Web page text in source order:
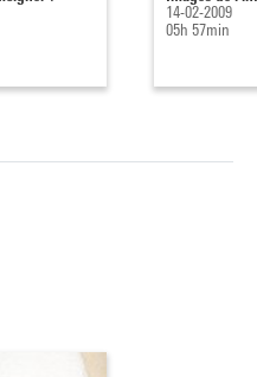
14-02-2009
05h 57min